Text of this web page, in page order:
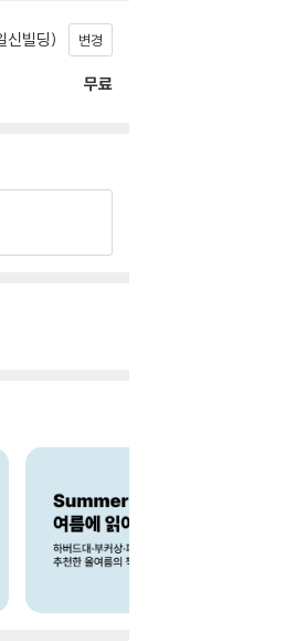
신빌딩) 변경
무료